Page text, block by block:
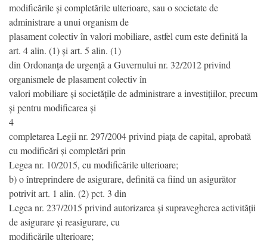
modificările și completările ulterioare, sau o societate de
administrare a unui organism de
plasament colectiv în valori mobiliare, astfel cum este definită la
art. 4 alin. (1) și art. 5 alin. (1)
din Ordonanța de urgență a Guvernului nr. 32/2012 privind
organismele de plasament colectiv în
valori mobiliare și societățile de administrare a investițiilor, precum
și pentru modificarea și
4
completarea Legii nr. 297/2004 privind piața de capital, aprobată
cu modificări și completări prin
Legea nr. 10/2015, cu modificările ulterioare;
b) o întreprindere de asigurare, definită ca fiind un asigurător
potrivit art. 1 alin. (2) pct. 3 din
Legea nr. 237/2015 privind autorizarea și supravegherea activității
de asigurare și reasigurare, cu
modificările ulterioare;